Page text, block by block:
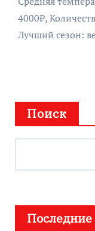
4000₽,
Лучший сезон:
Поиск